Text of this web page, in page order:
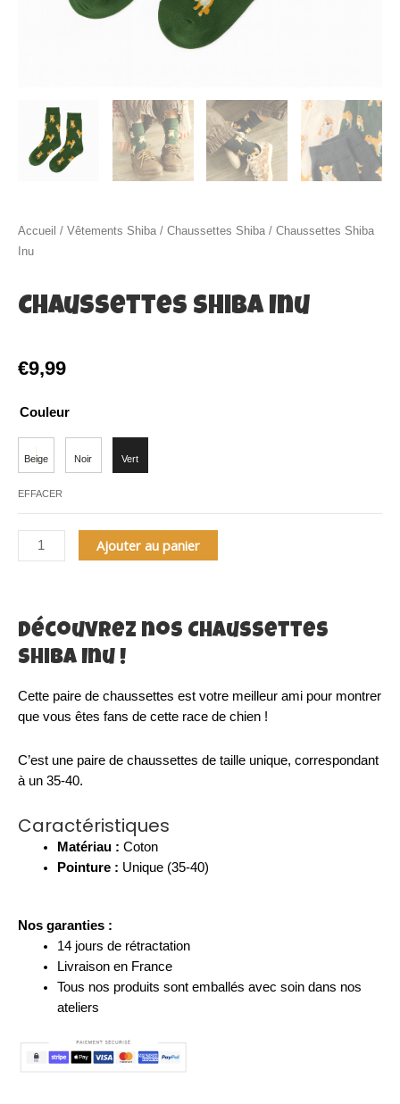
Accueil / Vêtements Shiba / Chaussettes Shiba / Chaussettes Shiba
Inu
Chaussettes Shiba Inu
€9,99
Couleur
EFFACER
quantité
Chaussettes
Shiba
Inu
Ajouter au panier
Découvrez nos Chaussettes
Shiba Inu !
Cette paire de chaussettes est votre meilleur ami pour montrer
que vous êtes fans de cette race de chien !
C’est une paire de chaussettes de taille unique, correspondant
à un 35-40.
Caractéristiques
Matériau : Coton
Pointure : Unique (35-40)
Nos garanties :
14 jours de rétractation
Livraison en France
Tous nos produits sont emballés avec soin dans nos
ateliers